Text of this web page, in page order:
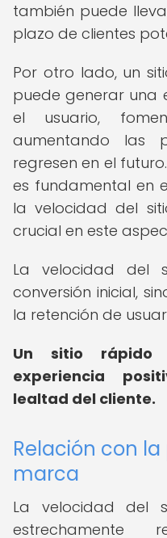
también puede
plazo de clientes
Por otro lado, un
puede generar una
el usuario,
aumentando las
regresen en el
es fundamental en
la velocidad del
crucial en este
La velocidad del
conversión inicial,
la retención de
Un sitio rápido
experiencia
lealtad del cliente.
Relación con
marca
La velocidad del